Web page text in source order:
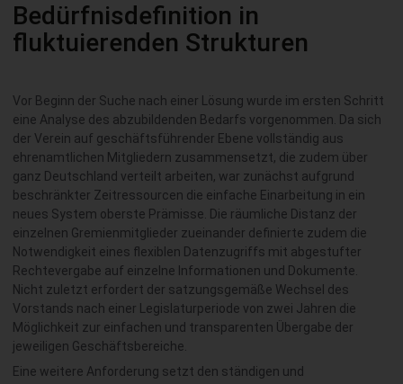
Bedürfnisdefinition in
fluktuierenden Strukturen
Vor Beginn der Suche nach einer Lösung wurde im ersten Schritt
eine Analyse des abzubildenden Bedarfs vorgenommen. Da sich
der Verein auf geschäftsführender Ebene vollständig aus
ehrenamtlichen Mitgliedern zusammensetzt, die zudem über
ganz Deutschland verteilt arbeiten, war zunächst aufgrund
beschränkter Zeitressourcen die einfache Einarbeitung in ein
neues System oberste Prämisse. Die räumliche Distanz der
einzelnen Gremienmitglieder zueinander definierte zudem die
Notwendigkeit eines flexiblen Datenzugriffs mit abgestufter
Rechtevergabe auf einzelne Informationen und Dokumente.
Nicht zuletzt erfordert der satzungsgemäße Wechsel des
Vorstands nach einer Legislaturperiode von zwei Jahren die
Möglichkeit zur einfachen und transparenten Übergabe der
jeweiligen Geschäftsbereiche.
Eine weitere Anforderung setzt den ständigen und